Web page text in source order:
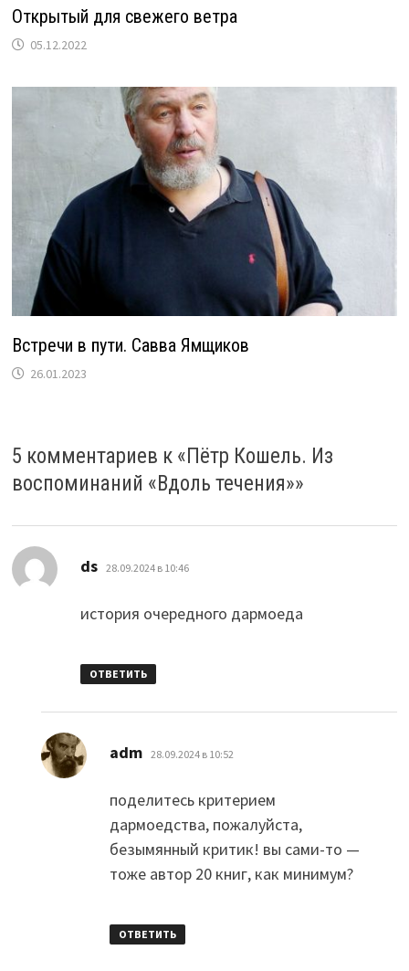
Открытый для свежего ветра
05.12.2022
Встречи в пути. Савва Ямщиков
26.01.2023
5 комментариев к «Пётр Кошель. Из
воспоминаний «Вдоль течения»»
ds: 28.09.2024 в 10:46
история очередного дармоеда
ОТВЕТИТЬ
adm: 28.09.2024 в 10:52
поделитесь критерием
дармоедства, пожалуйста,
безымянный критик! вы сами-то —
тоже автор 20 книг, как минимум?
ОТВЕТИТЬ